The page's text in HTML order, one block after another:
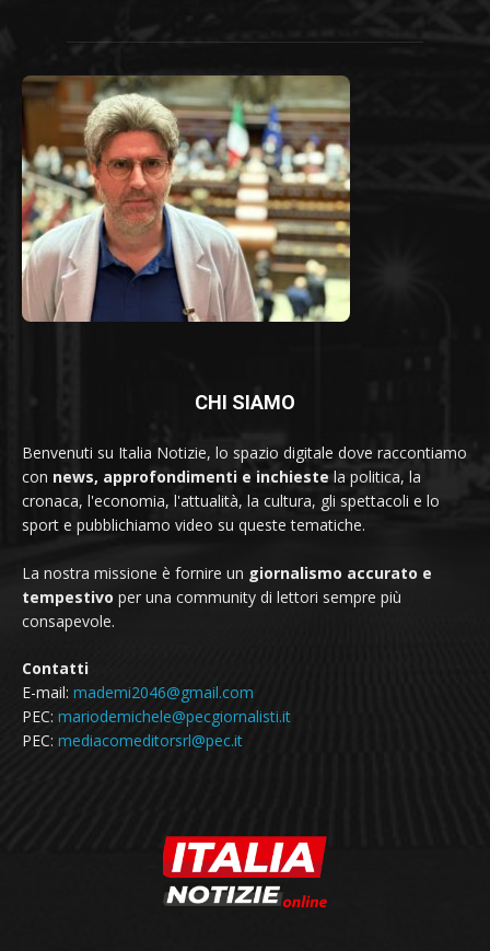
CHI SIAMO
Benvenuti su Italia Notizie, lo spazio digitale dove raccontiamo
con news, approfondimenti e inchieste la politica, la
cronaca, l'economia, l'attualità, la cultura, gli spettacoli e lo
sport e pubblichiamo video su queste tematiche.
La nostra missione è fornire un giornalismo accurato e
tempestivo per una community di lettori sempre più
consapevole.
Contatti
E-mail: mademi2046@gmail.com
PEC: mariodemichele@pecgiornalisti.it
PEC: mediacomeditorsrl@pec.it